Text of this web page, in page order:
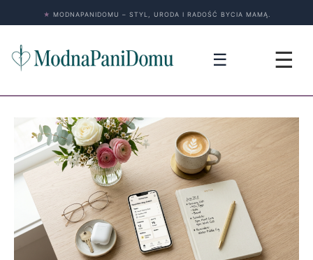
★ MODNAPANIDOMU – STYL, URODA I RADOŚĆ BYCIA MAMĄ.
☰ ☰